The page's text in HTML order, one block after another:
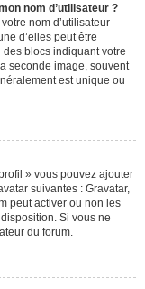
nom d’utilisateur ?
nom d’utilisateur
d’elles peut être
blocs indiquant votre
seconde image, souvent
est unique ou
» vous pouvez ajouter
suivantes : Gravatar,
peut activer ou non les
Si vous ne
du forum.